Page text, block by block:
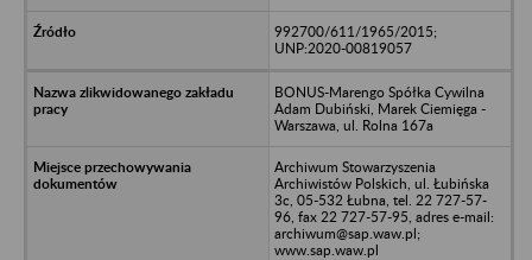
992700/611/1965/2015;
UNP:2020-00819057
BONUS-Marengo Spółka Cywilna
Adam Dubiński, Marek Ciemięga -
Warszawa, ul. Rolna 167a
Archiwum Stowarzyszenia
Archiwistów Polskich, ul. Łubińska
3c, 05-532 Łubna, tel. 22 727-57-
96, fax 22 727-57-95, adres e-mail:
archiwum@sap.waw.pl;
www.sap.waw.pl